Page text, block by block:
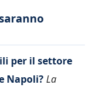
per il settore
Napoli?La